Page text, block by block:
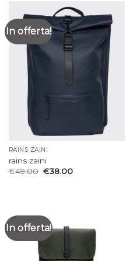
In offerta!
RAINS ZAINI
rains zaini
€49.00 €38.00
In offerta!